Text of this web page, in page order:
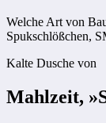
Welche Art von
Spukschlößchen,
Kalte Dusche von
Mahlzeit,